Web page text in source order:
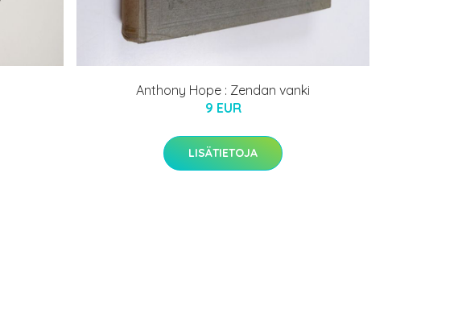
Anthony Hope : Zendan vanki
9 EUR
LISÄTIETOJA